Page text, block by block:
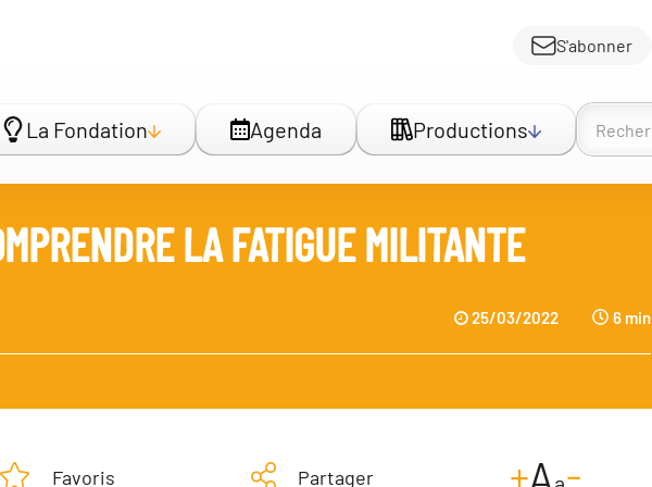
S'abonner
La Fondation Agenda Productions
LA FATIGUE MILITANTE
25/03/2022 6 min
Favoris Partager +A -